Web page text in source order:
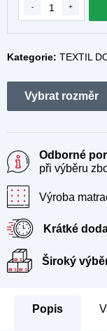
Kategorie: TEXTIL
Odborné
při výběru
Výroba
Krátké
Široký
Popis